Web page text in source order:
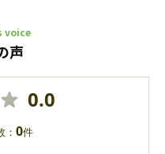
voice
声
0.0
： 0件